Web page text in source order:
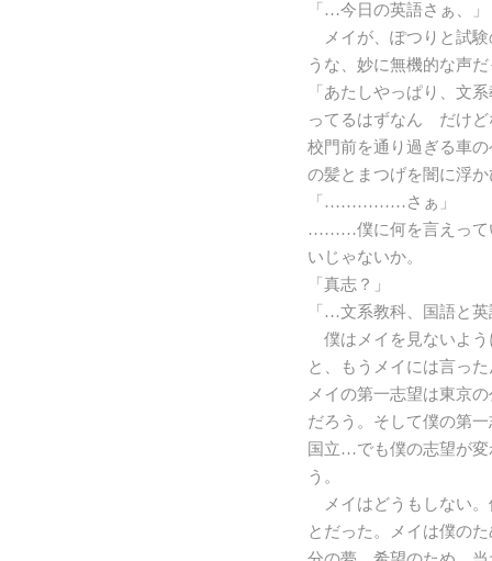
「…今日の英語さぁ、」
メイが、ぽつりと試験
うな、妙に無機的な声
「あたしやっぱり、文
ってるはずなん だけ
校門前を通り過ぎる車
の髪とまつげを闇に浮
「……………さぁ」
………僕に何を言えって
いじゃないか。
「真志？」
「…文系教科、国語と
僕はメイを見ないよう
と、もうメイには言っ
メイの第一志望は東京
だろう。そして僕の第
国立…でも僕の志望が
う。
メイはどうもしない。
とだった。メイは僕の